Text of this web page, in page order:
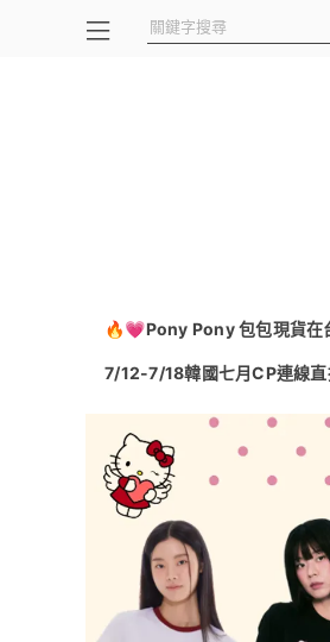
🔥💗Pony Pony 包包現貨在
7/12-7/18韓國七月CP連線